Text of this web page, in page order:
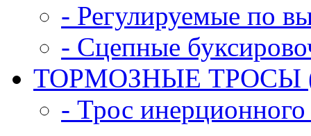
- Регулируемые по
- Сцепные
ТОРМОЗНЫЕ ТРОСЫ
- Трос